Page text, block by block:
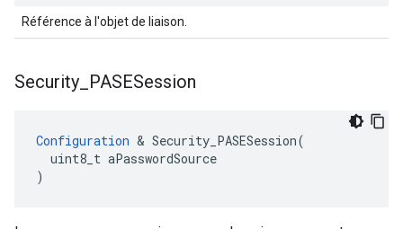
Référence à l'objet de liaison.
Security PASESession
Configuration & Security_PASESession(
  uint8_t aPasswordSource
)